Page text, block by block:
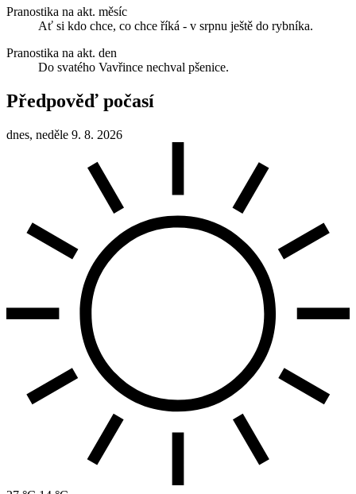
Pranostika na akt. měsíc
Ať si kdo chce, co chce říká - v srpnu ještě do rybníka.
Pranostika na akt. den
Do svatého Vavřince nechval pšenice.
Předpověď počasí
dnes, neděle 9. 8. 2026